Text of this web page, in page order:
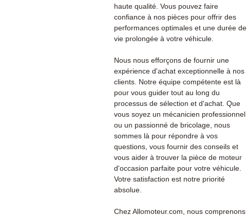
haute qualité. Vous pouvez faire
confiance à nos pièces pour offrir des
performances optimales et une durée de
vie prolongée à votre véhicule.
Nous nous efforçons de fournir une
expérience d'achat exceptionnelle à nos
clients. Notre équipe compétente est là
pour vous guider tout au long du
processus de sélection et d'achat. Que
vous soyez un mécanicien professionnel
ou un passionné de bricolage, nous
sommes là pour répondre à vos
questions, vous fournir des conseils et
vous aider à trouver la pièce de moteur
d'occasion parfaite pour votre véhicule.
Votre satisfaction est notre priorité
absolue.
Chez Allomoteur.com, nous comprenons